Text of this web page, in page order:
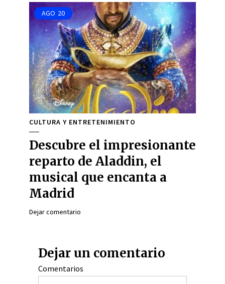
AGO 20
CULTURA Y ENTRETENIMIENTO
Descubre el impresionante
reparto de Aladdin, el
musical que encanta a
Madrid
Dejar comentario
Dejar un comentario
Comentarios